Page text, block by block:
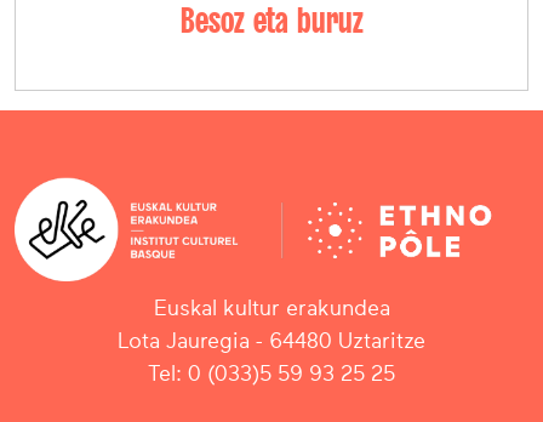
Besoz eta buruz
Euskal kultur erakundea
Lota Jauregia - 64480 Uztaritze
Tel: 0 (033)5 59 93 25 25